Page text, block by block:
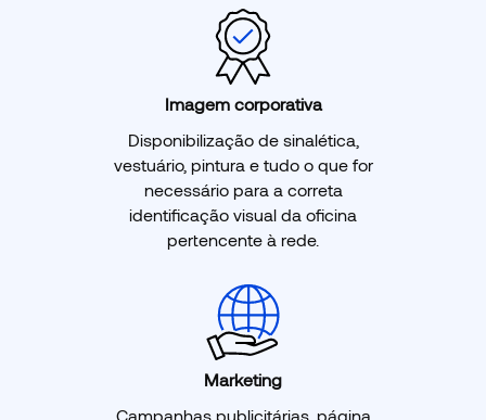
Imagem corporativa
Disponibilização de sinalética,
vestuário, pintura e tudo o que for
necessário para a correta
identificação visual da oficina
pertencente à rede.
Marketing
Campanhas publicitárias, página